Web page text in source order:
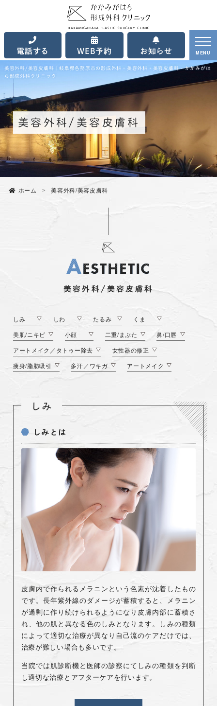
電話する WEB予約 お知らせ MENU
美容外科/美容皮膚科｜岐阜県各務原市の形成外科・美容外科・美容皮膚科 - かかみがは
ら形成外科クリニック
美容外科/美容皮膚科
ホーム 美容外科/美容皮膚科
AESTHETIC
美容外科/美容皮膚科
しみ しわ たるみ
くま
美肌/ニキビ
小顔 二重/まぶた
鼻/口唇
アートメイク／タトゥー除去
女性器の修正
痩身/脂肪吸引
多汗／ワキガ アートメイク
しみ
しみとは
皮膚内で作られるメラニンという色素が沈着したもの
です。長年紫外線のダメージが蓄積すると、メラニン
が過剰に作り続けられるようになり皮膚内部に蓄積さ
れ、他の肌と異なる色のしみとなります。しみの種類
によって適切な治療が異なり自己流のケアだけでは、
治療が難しい場合も多いです。
当院では肌診断機と医師の診察にてしみの種類を判断
し適切な治療とアフターケアを行います。